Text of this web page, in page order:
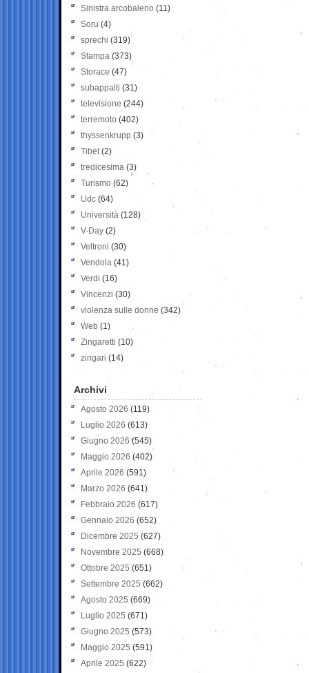
Sinistra arcobaleno (11)
Soru (4)
sprechi (319)
Stampa (373)
Storace (47)
subappalti (31)
televisione(244)
terremoto (402)
thyssenkrupp (3)
Tibet(2)
tredicesima (3)
Turismo (62)
Udc (64)
Università (128)
V-Day (2)
Veltroni (30)
Vendola (41)
Verdi (16)
Vincenzi (30)
violenza sulle donne (342)
Web (1)
Zingaretti (10)
zingari (14)
Archivi
Agosto 2026 (119)
Luglio 2026 (613)
Giugno 2026 (545)
Maggio 2026 (402)
Aprile 2026 (591)
Marzo 2026 (641)
Febbraio 2026 (617)
Gennaio 2026 (652)
Dicembre 2025 (627)
Novembre 2025 (668)
Ottobre 2025 (651)
Settembre 2025 (662)
Agosto 2025 (669)
Luglio 2025 (671)
Giugno 2025 (573)
Maggio 2025 (591)
Aprile 2025 (622)